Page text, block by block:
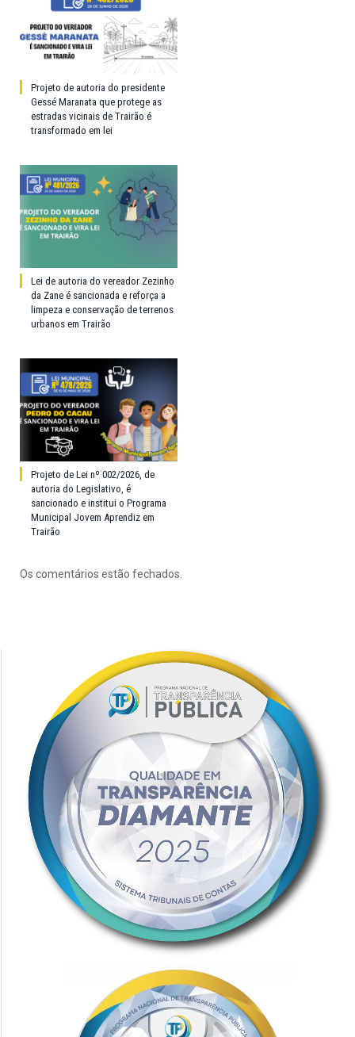
Projeto de autoria do presidente
Gessé Maranata que protege as
estradas vicinais de Trairão é
transformado em lei
Lei de autoria do vereador Zezinho
da Zane é sancionada e reforça a
limpeza e conservação de terrenos
urbanos em Trairão
Projeto de Lei nº 002/2026, de
autoria do Legislativo, é
sancionado e institui o Programa
Municipal Jovem Aprendiz em
Trairão
Os comentários estão fechados.